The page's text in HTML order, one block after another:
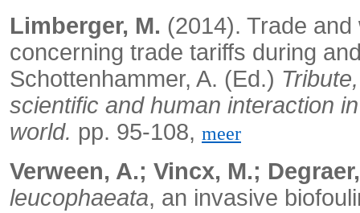
Limberger, M. (2014). Trade
concerning trade tariffs during
Schottenhammer, A. (Ed.)
scientific and human interaction
world. pp. 95-108, meer
Verween, A.; Vincx, M.;
leucophaeata, an invasive